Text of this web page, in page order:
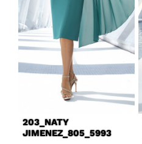
203_NATY
JIMENEZ_805_5993